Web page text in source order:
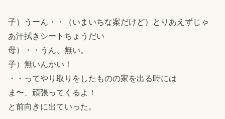
子）うーん・・（いまいちな案だけど）とりあえずじゃ
あ汗拭きシートちょうだい
母）・・うん、無い。
子）無いんかい！
・・ってやり取りをしたものの家を出る時には
ま〜、頑張ってくるよ！
と前向きに出ていった。